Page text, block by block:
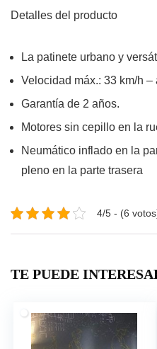
Detalles del producto
La patinete urbano y
Velocidad máx.: 33 km/h –
Garantía de 2 años.
Motores sin cepillo en la
Neumático inflado en la
pleno en la parte trasera
4/5 - (6
TE PUEDE